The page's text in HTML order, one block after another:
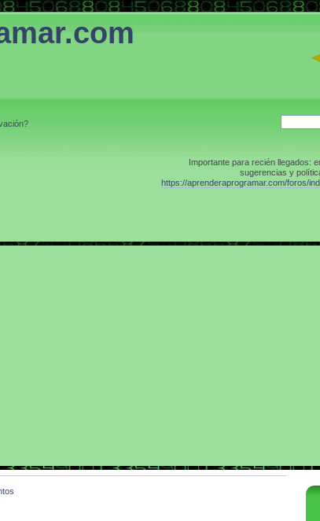
?
Importante para recién llegados:
sugerencias y
https://aprenderaprogramar.com/foros/